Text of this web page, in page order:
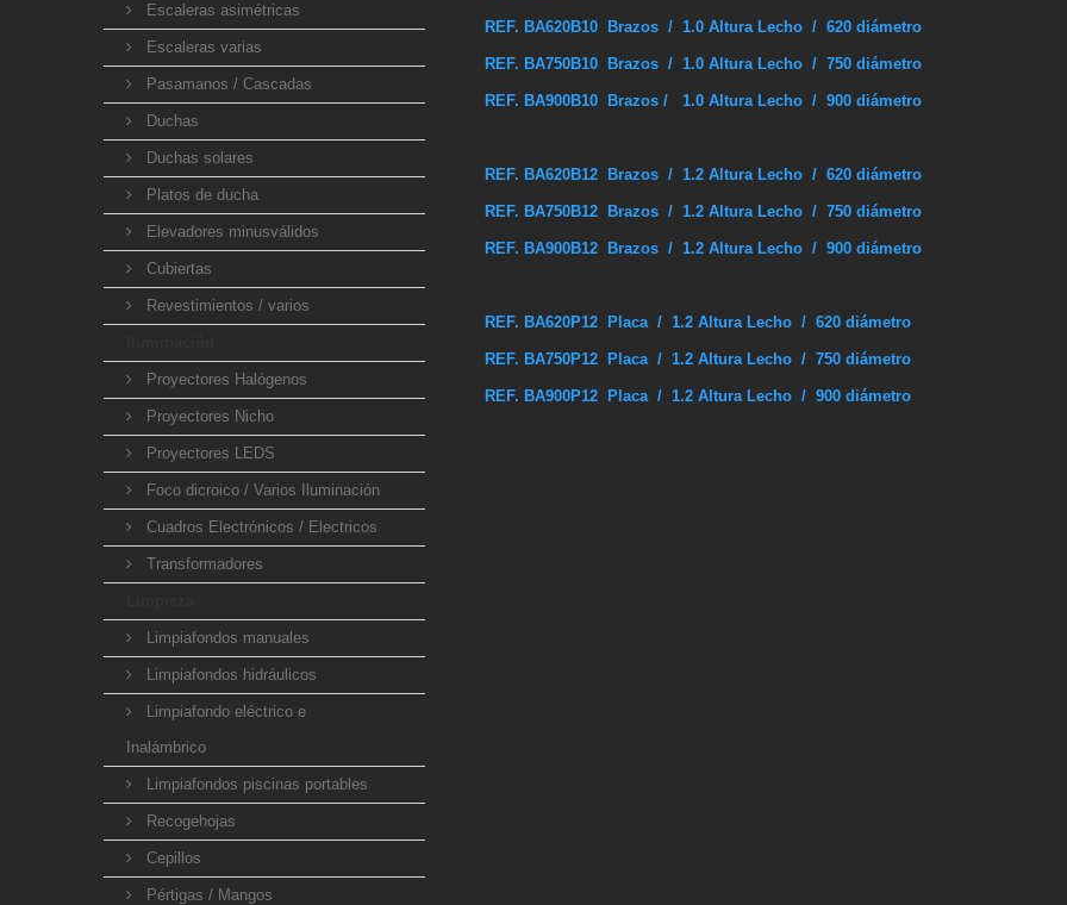
Escaleras asimétricas
Escaleras varias
Pasamanos / Cascadas
Duchas
Duchas solares
Platos de ducha
Elevadores minusválidos
Cubiertas
Revestimientos / varios
Proyectores Halógenos
Proyectores Nicho
Proyectores LEDS
Foco dicroico / Varios Iluminación
Cuadros Electrónicos / Electricos
Transformadores
Limpiafondos manuales
Limpiafondos hidráulicos
Limpiafondo eléctrico e
Inalámbrico
Limpiafondos piscinas portables
Recogehojas
Cepillos
Pértigas / Mangos
REF. BA620B10 Brazos / 1.0 Altura Lecho / 620 diámetro
REF. BA750B10 Brazos / 1.0 Altura Lecho / 750 diámetro
REF. BA900B10 Brazos / 1.0 Altura Lecho / 900 diámetro
REF. BA620B12 Brazos / 1.2 Altura Lecho / 620 diámetro
REF. BA750B12 Brazos / 1.2 Altura Lecho / 750 diámetro
REF. BA900B12 Brazos / 1.2 Altura Lecho / 900 diámetro
REF. BA620P12 Placa / 1.2 Altura Lecho / 620 diámetro
REF. BA750P12 Placa / 1.2 Altura Lecho / 750 diámetro
REF. BA900P12 Placa / 1.2 Altura Lecho / 900 diámetro